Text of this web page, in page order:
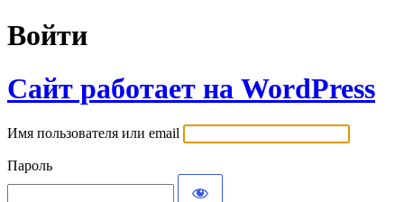
Войти
Сайт работает на WordPress
Имя пользователя или email
Пароль